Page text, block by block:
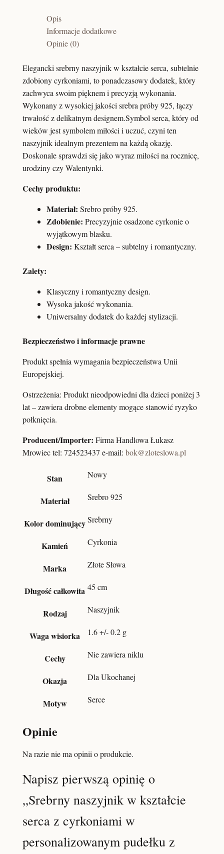
Opis
Informacje dodatkowe
Opinie (0)
Elegancki srebrny naszyjnik w kształcie serca, subtelnie
zdobiony cyrkoniami, to ponadczasowy dodatek, który
zachwyca swoim pięknem i precyzją wykonania.
Wykonany z wysokiej jakości srebra próby 925, łączy
trwałość z delikatnym designem.Symbol serca, który od
wieków jest symbolem miłości i uczuć, czyni ten
naszyjnik idealnym prezentem na każdą okazję.
Doskonale sprawdzi się jako wyraz miłości na rocznicę,
urodziny czy Walentynki.
Cechy produktu:
Materiał: Srebro próby 925.
Zdobienie: Precyzyjnie osadzone cyrkonie o
wyjątkowym blasku.
Design: Kształt serca – subtelny i romantyczny.
Zalety:
Klasyczny i romantyczny design.
Wysoka jakość wykonania.
Uniwersalny dodatek do każdej stylizacji.
Bezpieczeństwo i informacje prawne
Produkt spełnia wymagania bezpieczeństwa Unii
Europejskiej.
Ostrzeżenia: Produkt nieodpowiedni dla dzieci poniżej 3
lat – zawiera drobne elementy mogące stanowić ryzyko
połknięcia.
Producent/Importer: Firma Handlowa Łukasz
Mrowiec tel: 724523437 e-mail: bok@zloteslowa.pl
Stan Nowy
Materiał Srebro 925
Kolor dominującySrebrny
Kamień Cyrkonia
Marka Złote Słowa
Długość całkowita 45 cm
Rodzaj Naszyjnik
Waga wisiorka 1.6 +/- 0.2 g
Cechy Nie zawiera niklu
Okazja Dla Ukochanej
Motyw Serce
Opinie
Na razie nie ma opinii o produkcie.
Napisz pierwszą opinię o
„Srebrny naszyjnik w kształcie
serca z cyrkoniami w
personalizowanym pudełku z